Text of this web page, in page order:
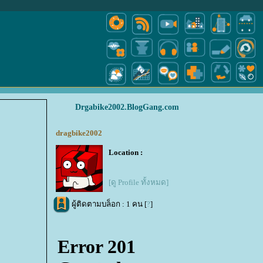
Drgabike2002.BlogGang.com
dragbike2002
Location :
[ดู Profile ทั้งหมด]
ผู้ติดตามบล็อก : 1 คน [?]